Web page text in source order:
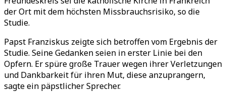
der Ort mit dem höchsten Missbrauchsrisiko, so die
Studie.
Papst Franziskus zeigte sich betroffen vom Ergebnis der
Studie. Seine Gedanken seien in erster Linie bei den
Opfern. Er spüre große Trauer wegen ihrer Verletzungen
und Dankbarkeit für ihren Mut, diese anzuprangern,
sagte ein päpstlicher Sprecher.